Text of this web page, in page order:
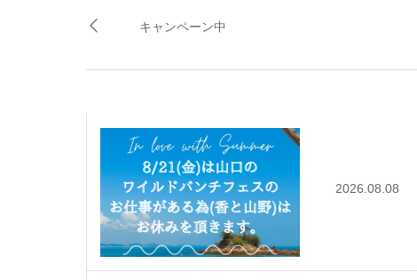
キャンペーン中
2026.08.08